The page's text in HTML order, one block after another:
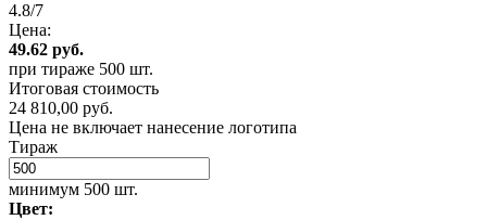
4.8/7
Цена:
49.62 руб.
при тираже 500 шт.
Итоговая стоимость
24 810,00 руб.
Цена не включает нанесение логотипа
Тираж
минимум 500 шт.
Цвет: